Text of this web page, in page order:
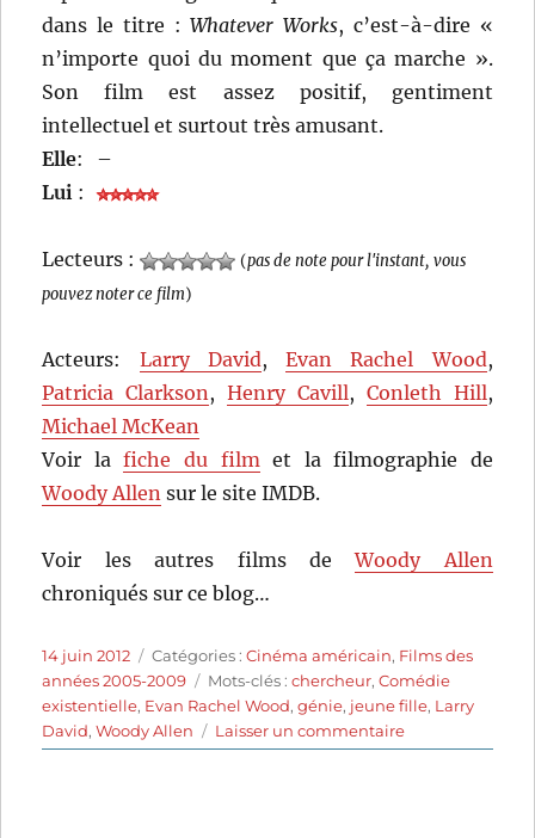
dans le titre :Whatever Works, c’est-à-dire «
n’importe quoi du moment que ça marche ».
Son film est assez positif, gentiment
intellectuel et surtout très amusant.
Elle:
–
Lui :
Lecteurs : (pas de note pour l'instant, vous
pouvez noter ce film)
Acteurs: Larry David,Evan Rachel Wood,
Patricia Clarkson,Henry Cavill, Conleth Hill,
Michael McKean
Voir lafiche du filmet la filmographie de
Woody Allen sur le site IMDB.
Voir les autres films deWoody Allen
chroniqués sur ce blog…
Publié
le
14 juin 2012 Catégories
Catégories :Cinéma américain, Films des
années 2005-2009
Étiquettes
Mots-clés :chercheur,Comédie
existentielle, Evan Rachel Wood,génie, jeune fille, Larry
David,Woody Allen Laisser un commentairesur
Whatever